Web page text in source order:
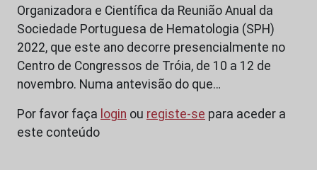
Organizadora e Científica da Reunião Anual da
Sociedade Portuguesa de Hematologia (SPH)
2022, que este ano decorre presencialmente no
Centro de Congressos de Tróia, de 10 a 12 de
novembro. Numa antevisão do que…
Por favor faça login ou registe-se para aceder a
este conteúdo